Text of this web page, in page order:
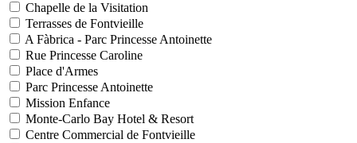
Chapelle de la Visitation
Terrasses de Fontvieille
A Fàbrica - Parc Princesse Antoinette
Rue Princesse Caroline
Place d'Armes
Parc Princesse Antoinette
Mission Enfance
Monte-Carlo Bay Hotel & Resort
Centre Commercial de Fontvieille